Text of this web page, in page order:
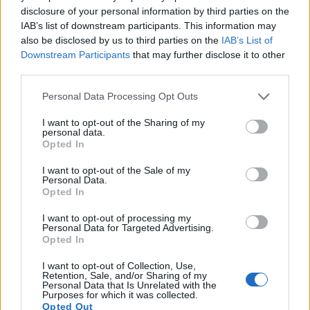
disclosure of your personal information by third parties on the
IAB’s list of downstream participants. This information may
also be disclosed by us to third parties on the IAB’s List of
Downstream Participants that may further disclose it to other
Personal Data Processing Opt Outs
I want to opt-out of the Sharing of my
personal data.
Opted In
I want to opt-out of the Sale of my
Personal Data.
Opted In
I want to opt-out of processing my
Personal Data for Targeted Advertising.
Opted In
I want to opt-out of Collection, Use,
Retention, Sale, and/or Sharing of my
Personal Data that Is Unrelated with the
Purposes for which it was collected.
Opted Out
“Quinta. Sin perjuicio de lo establecido en el artículo 20
de las bases, se declara la no disponibilidad de créditos
de las aplicaciones de gastos siguientes:
2.136.250,00
010.12C.63000000 Edificios y otras construcciones
1.150.000,00
Estos créditos quedarán en situación de disponibles, una
vez exista la documentación acreditativa de la existencia
de compromisos firmes de aportación de tales recursos
estas bases.”
El presupuesto de la ULPGC para 2017 asciende a un
total de ciento treinta y ocho millones doscientos
cincuenta y ocho mil novecientos diecisiete euros
(138.258.917,00€). Dicho presupuesto se compone de
cinco tomos numerados y se distribuye entre los